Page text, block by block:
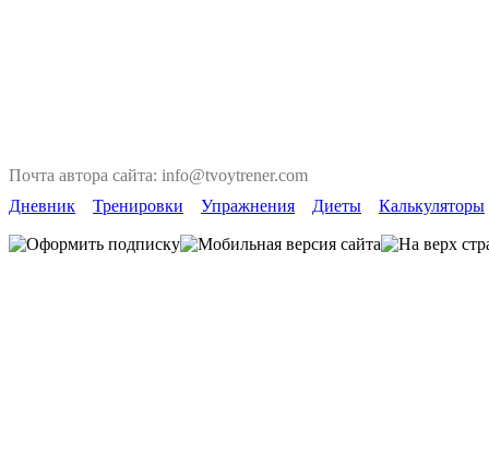
Почта автора сайта: info@tvoytrener.com
Дневник
Тренировки Упражнения Диеты Калькуляторы